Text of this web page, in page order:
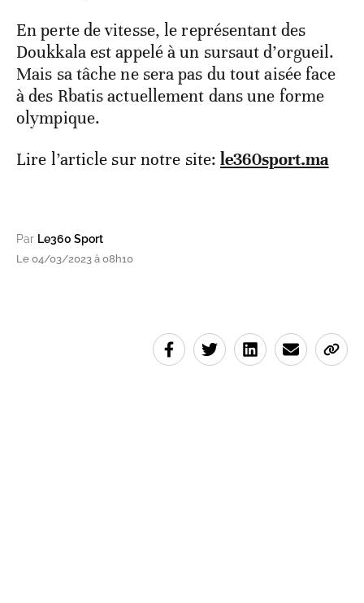
En perte de vitesse, le représentant des
Doukkala est appelé à un sursaut d’orgueil.
Mais sa tâche ne sera pas du tout aisée face
à des Rbatis actuellement dans une forme
olympique.
Lire l’article sur notre site:le360sport.ma
Par Le360 Sport
Le 04/03/2023 à 08h10